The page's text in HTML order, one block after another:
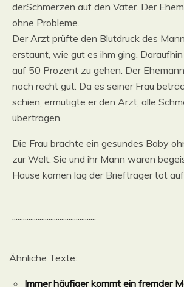
derSchmerzen auf den Vater. Der
ohne Probleme.
Der Arzt prüfte den Blutdruck des
erstaunt, wie gut es ihm ging.
auf 50 Prozent zu gehen. Der
noch recht gut. Da es seiner Frau
schien, ermutigte er den Arzt, alle
übertragen.
Die Frau brachte ein gesundes Baby
zur Welt. Sie und ihr Mann waren
Hause kamen lag der Briefträger tot
..............................................
Ähnliche Texte:
Immer häufiger kommt ein fremder